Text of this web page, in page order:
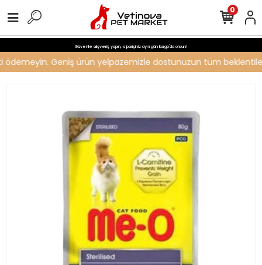
Güvenle alışveriş yapın, siparişiniz aynı gün kargo'da olsun!
Geniş ürün yelpazemizle dostunuzun tüm
0